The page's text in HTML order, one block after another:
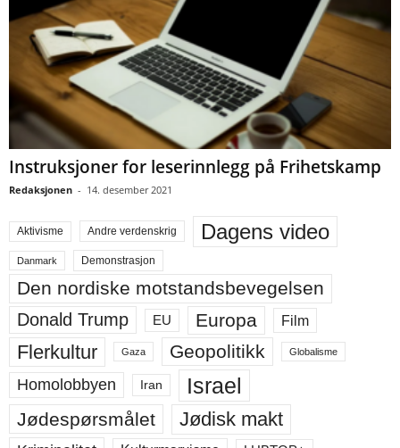
Instruksjoner for leserinnlegg på Frihetskamp
Redaksjonen - 14. desember 2021
Aktivisme Andre verdenskrig Dagens video
Danmark Demonstrasjon
Den nordiske motstandsbevegelsen
Donald Trump EU Europa Film
Flerkultur Gaza Geopolitikk Globalisme
Homolobbyen Iran Israel
Jødespørsmålet Jødisk makt